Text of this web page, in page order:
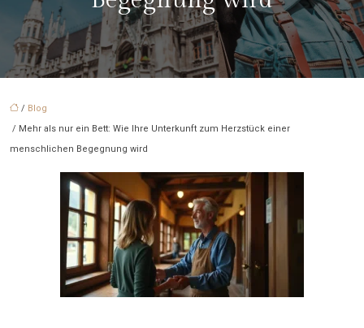
/ Blog
/ Mehr als nur ein Bett: Wie Ihre Unterkunft zum Herzstück einer
menschlichen Begegnung wird